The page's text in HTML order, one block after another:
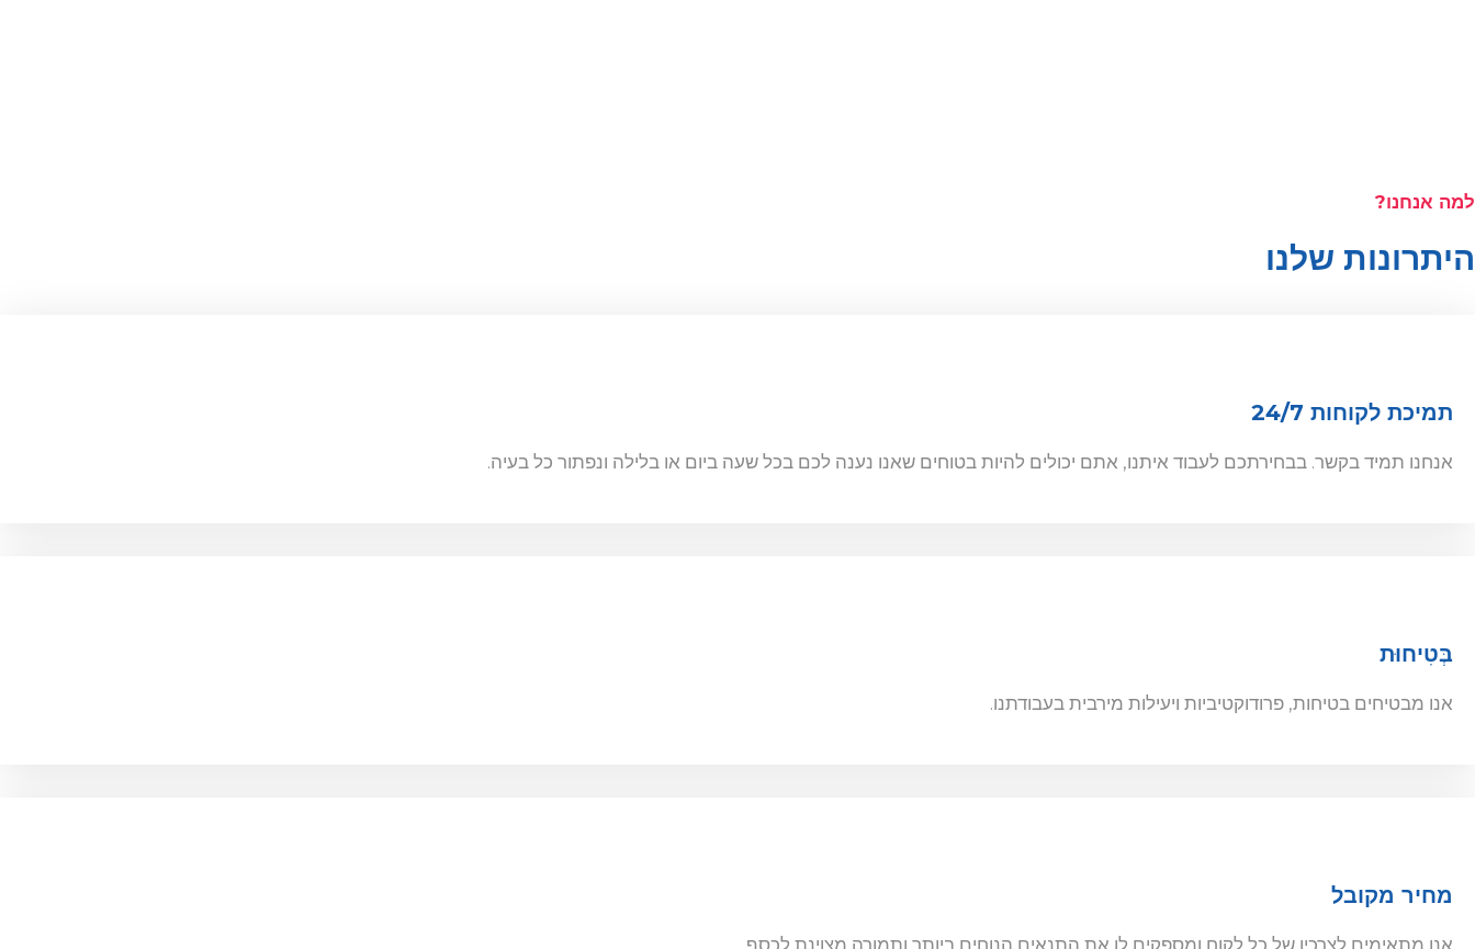
למה אנחנו?
היתרונות שלנו
תמיכת לקוחות 24/7
אנחנו תמיד בקשר. בבחירתכם לעבוד איתנו, אתם יכולים להיות בטוחים שאנו נענה לכם בכל שעה ביום או בלילה ונפתור כל בעיה.
בְּטִיחוּת
אנו מבטיחים בטיחות, פרודוקטיביות ויעילות מירבית בעבודתנו.
מחיר מקובל
אנו מתאימים לצרכיו של כל לקוח ומספקים לו את התנאים הנוחים ביותר ותמורה מצוינת לכסף.